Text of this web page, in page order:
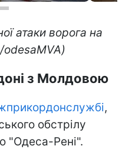
атаки ворога на
з Молдовою
,
обстрілу
"Одеса-Рені".